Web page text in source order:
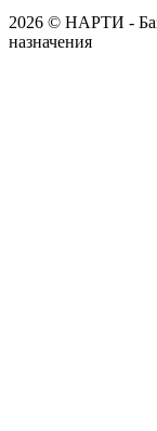
2026 © НАРТИ -
назначения